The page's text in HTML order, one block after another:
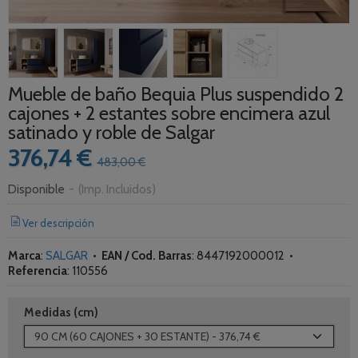
Mueble de baño Bequia Plus suspendido 2
cajones + 2 estantes sobre encimera azul
satinado y roble de Salgar
376,74 € 483,00 €
Disponible - (Imp. Incluidos)
Ver descripción
Marca: SALGAR • EAN / Cod. Barras: 8447192000012 •
Referencia: 110556
Medidas (cm)